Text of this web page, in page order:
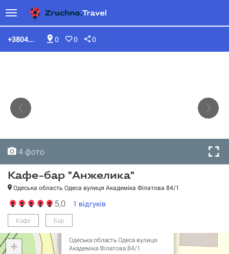
0 0 0
+3804...
4 фото
4 фото
4 фото
4 фото
Кафе-бар "Анжелика"
Одеська область Одеса вулиця Академіка Філатова 84/1
5,0 1 відгуків
Кафе Бар
Кафе-бар "Анжелика"
Одеська область Одеса вулиця
Академіка Філатова 84/1
+